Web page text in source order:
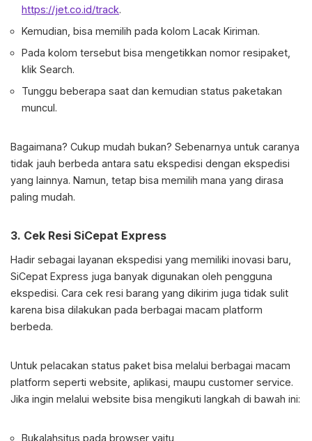
https://jet.co.id/track.
Kemudian, bisa memilih pada kolom Lacak Kiriman.
Pada kolom tersebut bisa mengetikkan nomor resipaket,
klik Search.
Tunggu beberapa saat dan kemudian status paketakan
muncul.
Bagaimana? Cukup mudah bukan? Sebenarnya untuk caranya
tidak jauh berbeda antara satu ekspedisi dengan ekspedisi
yang lainnya. Namun, tetap bisa memilih mana yang dirasa
paling mudah.
3. Cek Resi SiCepat Express
Hadir sebagai layanan ekspedisi yang memiliki inovasi baru,
SiCepat Express juga banyak digunakan oleh pengguna
ekspedisi. Cara cek resi barang yang dikirim juga tidak sulit
karena bisa dilakukan pada berbagai macam platform
berbeda.
Untuk pelacakan status paket bisa melalui berbagai macam
platform seperti website, aplikasi, maupu customer service.
Jika ingin melalui website bisa mengikuti langkah di bawah ini:
Bukalahsitus pada browser yaitu